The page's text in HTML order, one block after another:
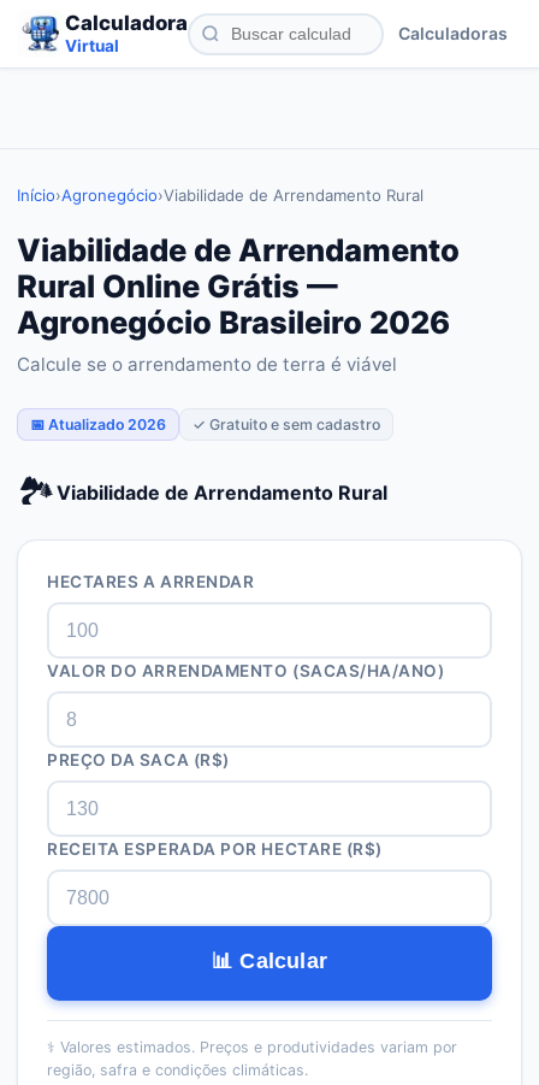
Calculadora
Virtual
Calculadoras
Início›Agronegócio›Viabilidade de Arrendamento Rural
Viabilidade de Arrendamento
Rural Online Grátis —
Agronegócio Brasileiro 2026
Calcule se o arrendamento de terra é viável
📅 Atualizado 2026 ✓ Gratuito e sem cadastro
🏞️Viabilidade de Arrendamento Rural
HECTARES A ARRENDAR
VALOR DO ARRENDAMENTO (SACAS/HA/ANO)
PREÇO DA SACA (R$)
RECEITA ESPERADA POR HECTARE (R$)
📊 Calcular
⚕️ Valores estimados. Preços e produtividades variam por
região, safra e condições climáticas.